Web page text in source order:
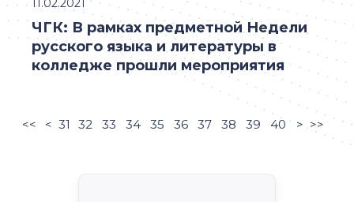
ЧГК: В рамках предметной Недели
русского языка и литературы в
колледже прошли мероприятия
11.02.2021
<< < 31 32 33 34 35 36 37 38 39 40 > >>